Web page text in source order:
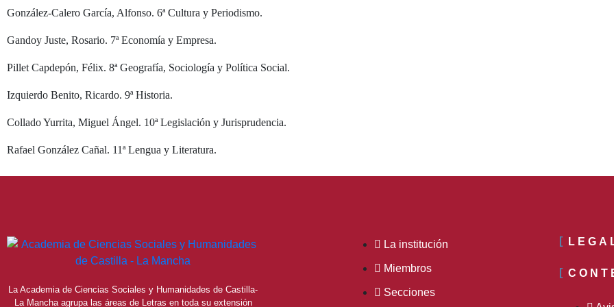
González-Calero García, Alfonso. 6ª Cultura y Periodismo.
Gandoy Juste, Rosario. 7ª Economía y Empresa.
Pillet Capdepón, Félix. 8ª Geografía, Sociología y Política Social.
Izquierdo Benito, Ricardo. 9ª Historia.
Collado Yurrita, Miguel Ángel. 10ª Legislación y Jurisprudencia.
Rafael González Cañal. 11ª Lengua y Literatura.
La Academia de Ciencias Sociales y Humanidades de Castilla-
La Mancha agrupa las áreas de Letras en toda su extensión
La institución
Miembros
Secciones